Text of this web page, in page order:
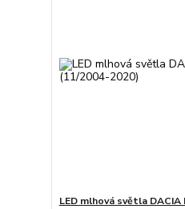
LED mlhová světla DACIA